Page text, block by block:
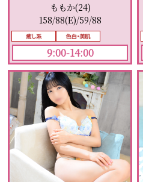
ももか(24)
158/88(E)/59/88
9:00-14:00